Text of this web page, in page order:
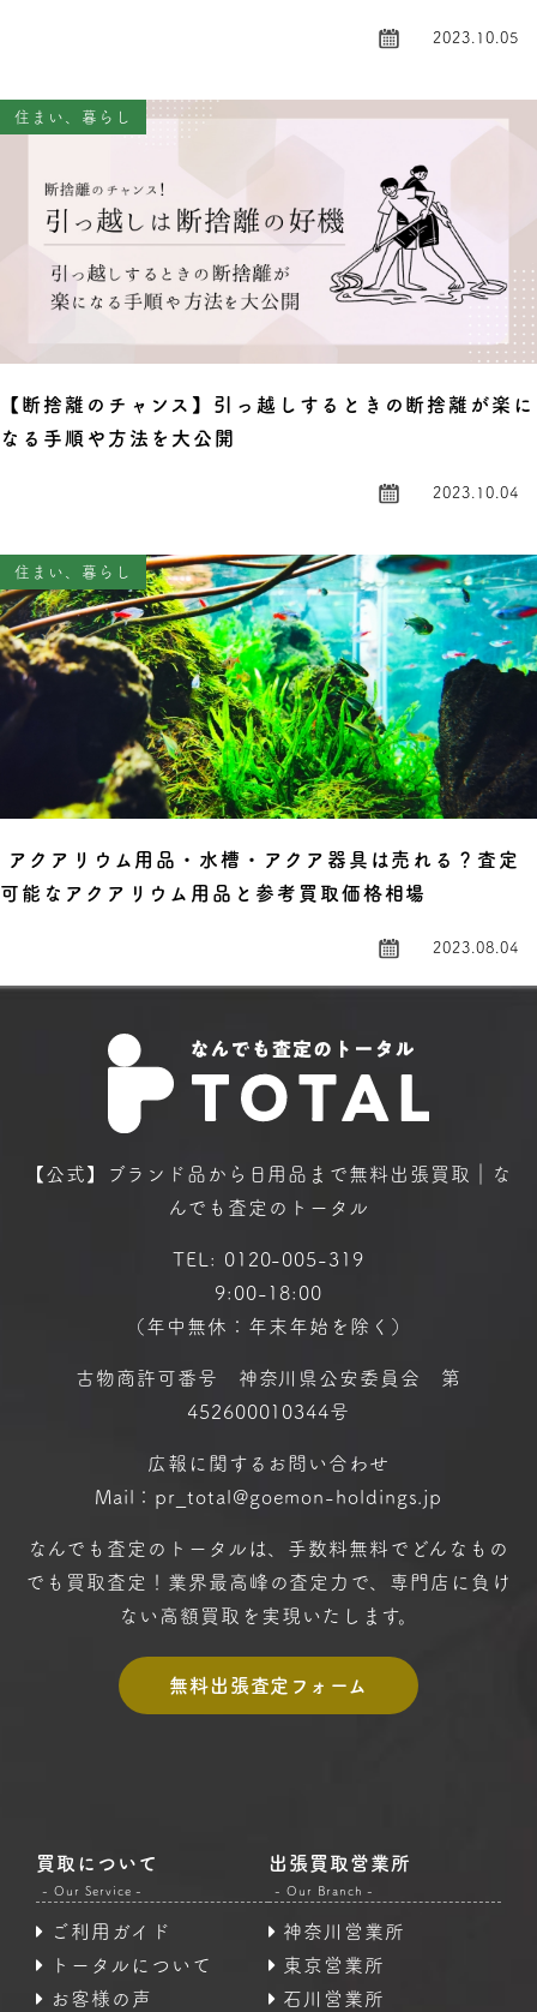
2023.10.05
住まい、暮らし
【断捨離のチャンス】引っ越しするときの断捨離が楽に
なる手順や方法を大公開
2023.10.04
住まい、暮らし
アクアリウム用品・水槽・アクア器具は売れる？査定
可能なアクアリウム用品と参考買取価格相場
2023.08.04
【公式】ブランド品から日用品まで無料出張買取｜な
んでも査定のトータル
TEL: 0120-005-319
9:00-18:00
（年中無休：年末年始を除く）
古物商許可番号 神奈川県公安委員会 第
452600010344号
広報に関するお問い合わせ
Mail：pr_total@goemon-holdings.jp
なんでも査定のトータルは、手数料無料で どんなもの
でも買取査定！ 業界最高峰の査定力で、専門店に 負け
ない高額買取を実現いたします。
無料出張査定フォーム
買取について
- Our Service -
ご利用ガイド
トータルについて
お客様の声
出張買取営業所
- Our Branch -
神奈川営業所
東京営業所
石川営業所